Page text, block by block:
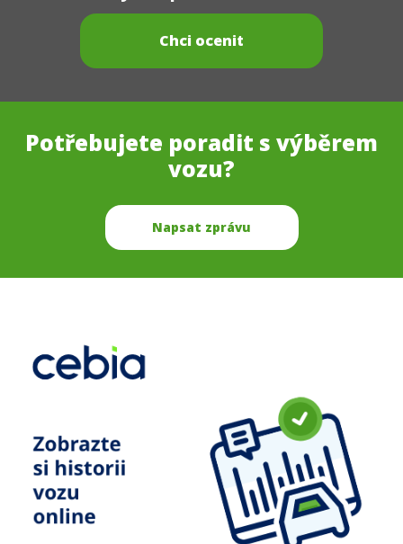
Chci ocenit
Potřebujete poradit s výběrem
vozu?
Napsat zprávu